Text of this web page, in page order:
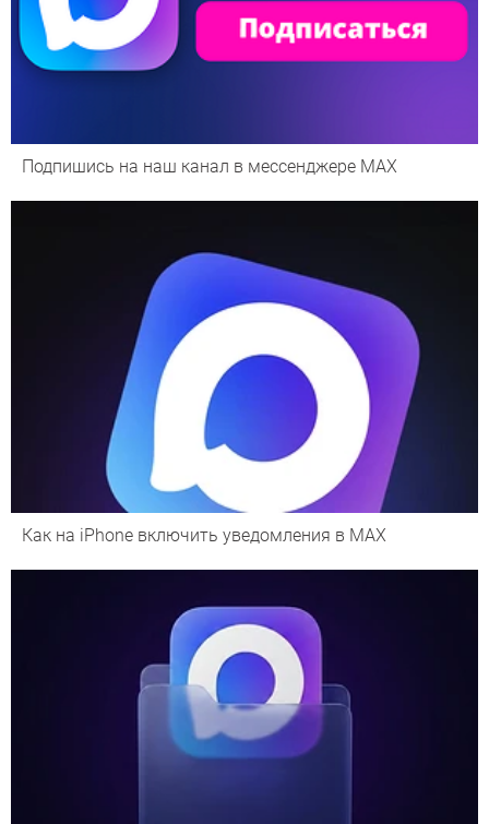
Подпишись на наш канал в мессенджере МАХ
Как на iPhone включить уведомления в MAX